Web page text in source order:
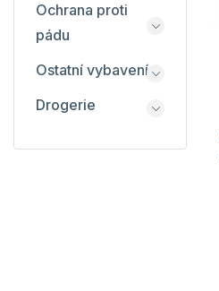
Ochrana proti
pádu
Ostatní vybavení
Drogerie